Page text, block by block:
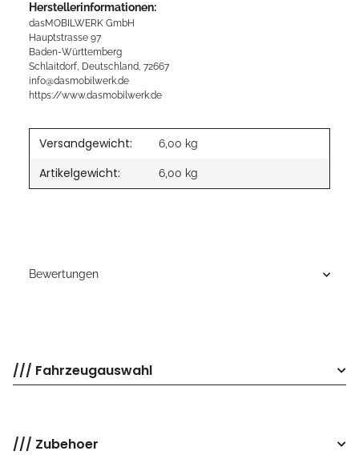
Herstellerinformationen:
dasMOBILWERK GmbH
Hauptstrasse 97
Baden-Württemberg
Schlaitdorf, Deutschland, 72667
info@dasmobilwerk.de
https://www.dasmobilwerk.de
Versandgewicht: 6,00 kg
Artikelgewicht: 6,00 kg
Bewertungen
/// Fahrzeugauswahl
/// Zubehoer